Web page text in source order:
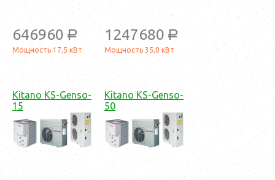
646960 a
Мощность 17,5 кВт
1247680 a
Мощность 35,0 кВт
Kitano KS-Genso-
15
Kitano KS-Genso-
50